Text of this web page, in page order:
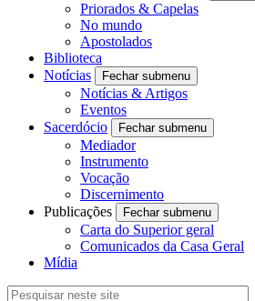
Priorados & Capelas
No mundo
Apostolados
Biblioteca
Notícias
Fechar submenu
Notícias & Artigos
Eventos
Sacerdócio
Fechar submenu
Mediador
Instrumento
Vocação
Discernimento
Publicações
Fechar submenu
Carta do Superior geral
Comunicados da Casa Geral
Mídia